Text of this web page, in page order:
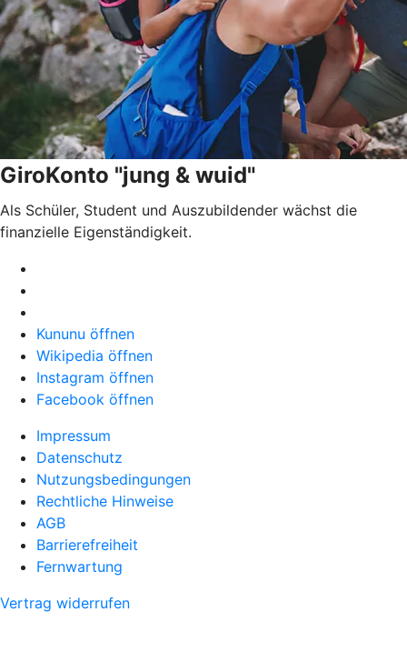
GiroKonto "jung & wuid"
Als Schüler, Student und Auszubildender wächst die
finanzielle Eigenständigkeit.
Kununu öffnen
Wikipedia öffnen
Instagram öffnen
Facebook öffnen
Impressum
Datenschutz
Nutzungsbedingungen
Rechtliche Hinweise
AGB
Barrierefreiheit
Fernwartung
Vertrag widerrufen